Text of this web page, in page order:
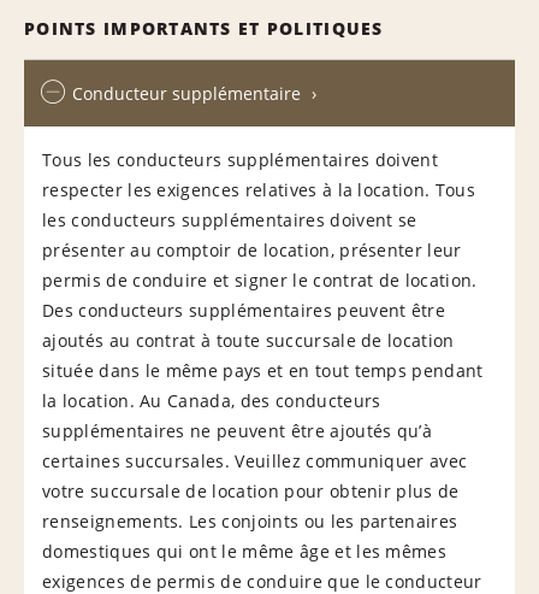
POINTS IMPORTANTS ET POLITIQUES
Conducteur supplémentaire
Tous les conducteurs supplémentaires doivent
respecter les exigences relatives à la location. Tous
les conducteurs supplémentaires doivent se
présenter au comptoir de location, présenter leur
permis de conduire et signer le contrat de location.
Des conducteurs supplémentaires peuvent être
ajoutés au contrat à toute succursale de location
située dans le même pays et en tout temps pendant
la location. Au Canada, des conducteurs
supplémentaires ne peuvent être ajoutés qu’à
certaines succursales. Veuillez communiquer avec
votre succursale de location pour obtenir plus de
renseignements. Les conjoints ou les partenaires
domestiques qui ont le même âge et les mêmes
exigences de permis de conduire que le conducteur